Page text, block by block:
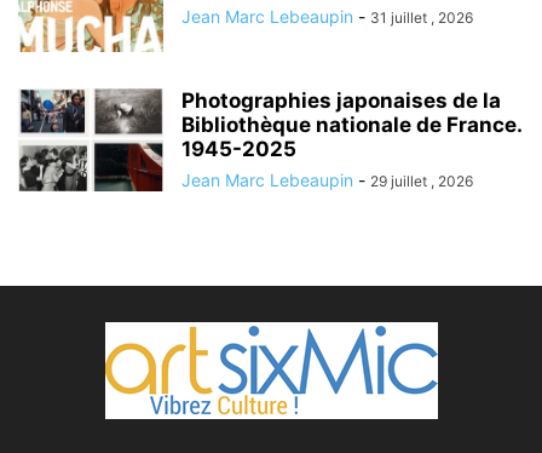
Jean Marc Lebeaupin - 31 juillet , 2026
Photographies japonaises de la
Bibliothèque nationale de France.
1945-2025
Jean Marc Lebeaupin - 29 juillet , 2026